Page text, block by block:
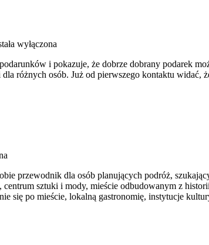
wyłączona
i pokazuje, że dobrze dobrany podarek
różnych osób. Już od pierwszego kontaktu
przewodnik dla osób planujących podróż,
sztuki i mody, mieście odbudowanym z
się po mieście, lokalną gastronomię, instytucje